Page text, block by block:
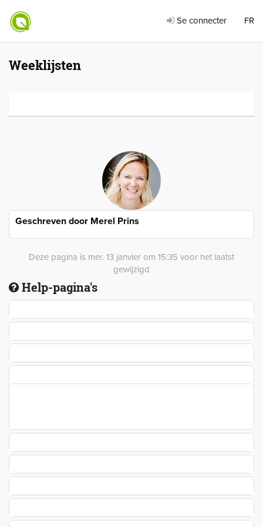
Se connecter FR
Weeklijsten
Geschreven door Merel Prins
Deze pagina is mer. 13 janvier om 15:35 voor het laatst
gewijzigd
Help-pagina's